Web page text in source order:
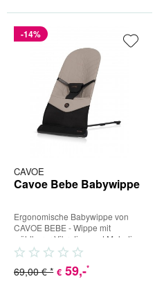
-14%
CAVOE
Cavoe Bebe Babywippe
Ergonomische Babywippe von
CAVOE BEBE - Wippe mit
wählbarer Vibration und Melodie.
CAVOE HOME bietet eine Serie
von...
€ 59,-*
69,00 € *